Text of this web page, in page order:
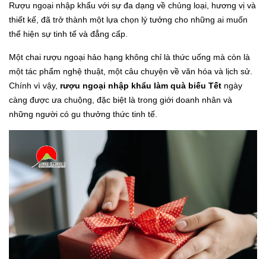
Rượu ngoại nhập khẩu với sự đa dạng về chủng loại, hương vị và
thiết kế, đã trở thành một lựa chọn lý tưởng cho những ai muốn
thể hiện sự tinh tế và đẳng cấp.
Một chai rượu ngoại hảo hạng không chỉ là thức uống mà còn là
một tác phẩm nghệ thuật, một câu chuyện về văn hóa và lịch sử.
Chính vì vậy, rượu ngoại nhập khẩu làm quà biếu Tết ngày
càng được ưa chuộng, đặc biệt là trong giới doanh nhân và
những người có gu thưởng thức tinh tế.